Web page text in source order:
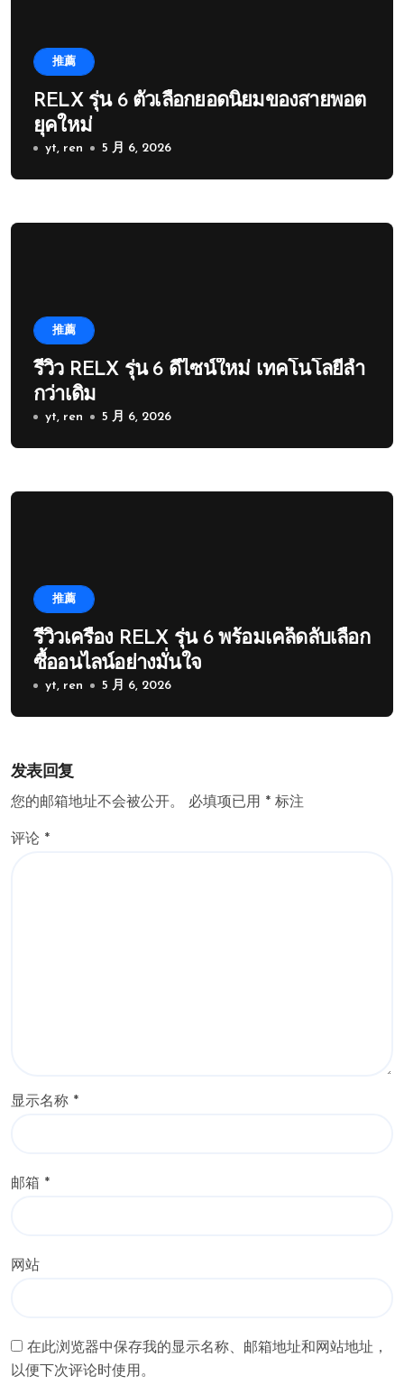
推薦
RELX รุ่น 6 ตัวเลือกยอดนิยมของสายพอต
ยุคใหม่
yt, ren 5 月 6, 2026
推薦
รีวิว RELX รุ่น 6 ดีไซน์ใหม่ เทคโนโลยีล้ำ
กว่าเดิม
yt, ren 5 月 6, 2026
推薦
รีวิวเครื่อง RELX รุ่น 6 พร้อมเคล็ดลับเลือก
ซื้ออนไลน์อย่างมั่นใจ
yt, ren 5 月 6, 2026
发表回复
您的邮箱地址不会被公开。 必填项已用 * 标注
评论 *
显示名称 *
邮箱 *
网站
在此浏览器中保存我的显示名称、邮箱地址和网站地址，
以便下次评论时使用。